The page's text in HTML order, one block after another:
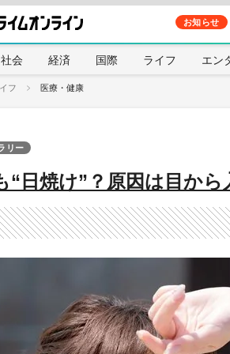
お知らせ
社会 経済 国際 ライフ エン
フ 医療・健康
“日焼け”？原因は目か
リー